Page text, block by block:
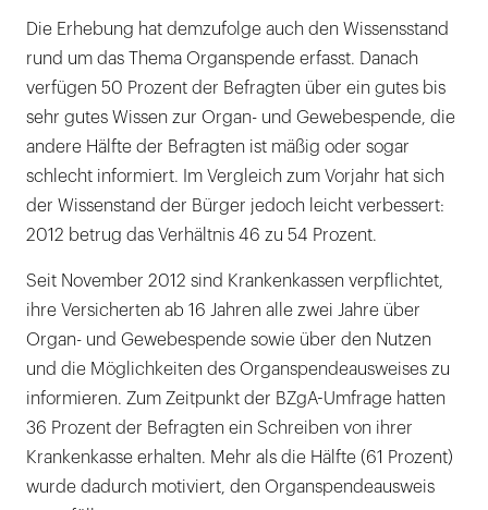
Die Erhebung hat demzufolge auch den Wissensstand
rund um das Thema Organspende erfasst. Danach
verfügen 50 Prozent der Befragten über ein gutes bis
sehr gutes Wissen zur Organ- und Gewebespende, die
andere Hälfte der Befragten ist mäßig oder sogar
schlecht informiert. Im Vergleich zum Vorjahr hat sich
der Wissenstand der Bürger jedoch leicht verbessert:
2012 betrug das Verhältnis 46 zu 54 Prozent.
Seit November 2012 sind Krankenkassen verpflichtet,
ihre Versicherten ab 16 Jahren alle zwei Jahre über
Organ- und Gewebespende sowie über den Nutzen
und die Möglichkeiten des Organspendeausweises zu
informieren. Zum Zeitpunkt der BZgA-Umfrage hatten
36 Prozent der Befragten ein Schreiben von ihrer
Krankenkasse erhalten. Mehr als die Hälfte (61 Prozent)
wurde dadurch motiviert, den Organspendeausweis